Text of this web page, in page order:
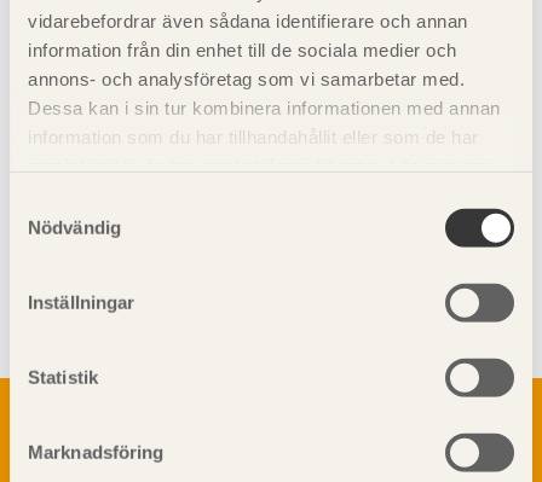
vidarebefordrar även sådana identifierare och annan
information från din enhet till de sociala medier och
annons- och analysföretag som vi samarbetar med.
Dessa kan i sin tur kombinera informationen med annan
information som du har tillhandahållit eller som de har
Nödvändig
Inställningar
Statistik
Marknadsföring
5.5.1 Laster
Materialet trä
TräGuiden är den digitala handboken för trä och